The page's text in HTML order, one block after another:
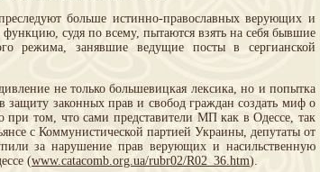
больше истинно-православных верующих и
судя по всему, пытаются взять на себя бывшие
режима, занявшие ведущие посты в сергианской
не только большевицкая лексика, но и попытка
защиту законных прав и свобод граждан создать миф о
при том, что сами представители МП как в Одессе, так
с Коммунистической партией Украины, депутаты от
за нарушение прав верующих и насильственную
(www.catacomb.org.ua/rubr02/R02_36.htm).